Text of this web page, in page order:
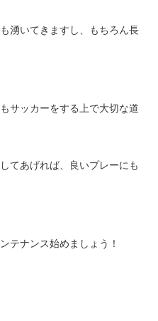
湧いてきますし、もちろん長
サッカーをする上で大切な道
てあげれば、良いプレーにも
テナンス始めましょう！